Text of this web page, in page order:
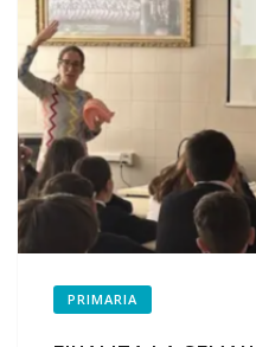
PRIMARIA